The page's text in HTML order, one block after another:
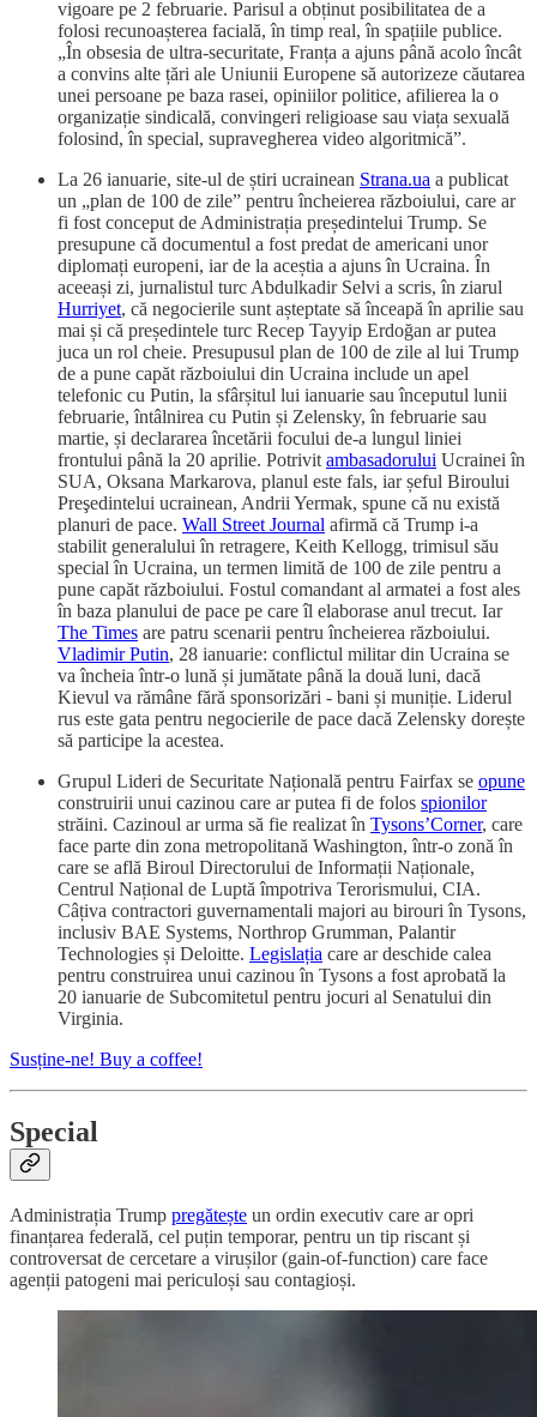
vigoare pe 2 februarie. Parisul a obținut posibilitatea de a
folosi recunoașterea facială, în timp real, în spațiile publice.
„În obsesia de ultra-securitate, Franța a ajuns până acolo încât
a convins alte țări ale Uniunii Europene să autorizeze căutarea
unei persoane pe baza rasei, opiniilor politice, afilierea la o
organizație sindicală, convingeri religioase sau viața sexuală
folosind, în special, supravegherea video algoritmică”.
La 26 ianuarie, site-ul de știri ucrainean Strana.ua a publicat
un „plan de 100 de zile” pentru încheierea războiului, care ar
fi fost conceput de Administrația președintelui Trump. Se
presupune că documentul a fost predat de americani unor
diplomați europeni, iar de la aceștia a ajuns în Ucraina. În
aceeași zi, jurnalistul turc Abdulkadir Selvi a scris, în ziarul
Hurriyet, că negocierile sunt așteptate să înceapă în aprilie sau
mai și că președintele turc Recep Tayyip Erdoğan ar putea
juca un rol cheie. Presupusul plan de 100 de zile al lui Trump
de a pune capăt războiului din Ucraina include un apel
telefonic cu Putin, la sfârșitul lui ianuarie sau începutul lunii
februarie, întâlnirea cu Putin și Zelensky, în februarie sau
martie, și declararea încetării focului de-a lungul liniei
frontului până la 20 aprilie. Potrivit ambasadorului Ucrainei în
SUA, Oksana Markarova, planul este fals, iar șeful Biroului
Preşedintelui ucrainean, Andrii Yermak, spune că nu există
planuri de pace. Wall Street Journal afirmă că Trump i-a
stabilit generalului în retragere, Keith Kellogg, trimisul său
special în Ucraina, un termen limită de 100 de zile pentru a
pune capăt războiului. Fostul comandant al armatei a fost ales
în baza planului de pace pe care îl elaborase anul trecut. Iar
The Times are patru scenarii pentru încheierea războiului.
Vladimir Putin, 28 ianuarie: conflictul militar din Ucraina se
va încheia într-o lună și jumătate până la două luni, dacă
Kievul va rămâne fără sponsorizări - bani și muniție. Liderul
rus este gata pentru negocierile de pace dacă Zelensky dorește
să participe la acestea.
Grupul Lideri de Securitate Națională pentru Fairfax se opune
construirii unui cazinou care ar putea fi de folos spionilor
străini. Cazinoul ar urma să fie realizat în Tysons’Corner, care
face parte din zona metropolitană Washington, într-o zonă în
care se află Biroul Directorului de Informații Naționale,
Centrul Național de Luptă împotriva Terorismului, CIA.
Câțiva contractori guvernamentali majori au birouri în Tysons,
inclusiv BAE Systems, Northrop Grumman, Palantir
Technologies și Deloitte. Legislația care ar deschide calea
pentru construirea unui cazinou în Tysons a fost aprobată la
20 ianuarie de Subcomitetul pentru jocuri al Senatului din
Virginia.
Susține-ne! Buy a coffee!
Special
Administrația Trump pregătește un ordin executiv care ar opri
finanțarea federală, cel puțin temporar, pentru un tip riscant și
controversat de cercetare a virușilor (gain-of-function) care face
agenții patogeni mai periculoși sau contagioși.